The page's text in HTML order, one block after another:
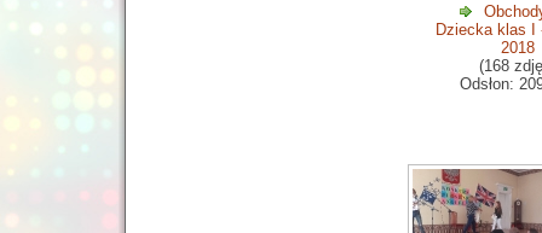
Dziecka klas I
2018
(168
Odsłon: